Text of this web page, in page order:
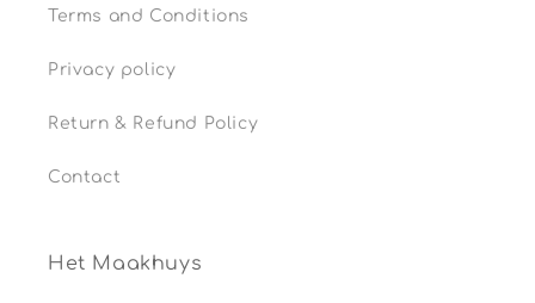
Terms and Conditions
Privacy policy
Return & Refund Policy
Contact
Het Maakhuys